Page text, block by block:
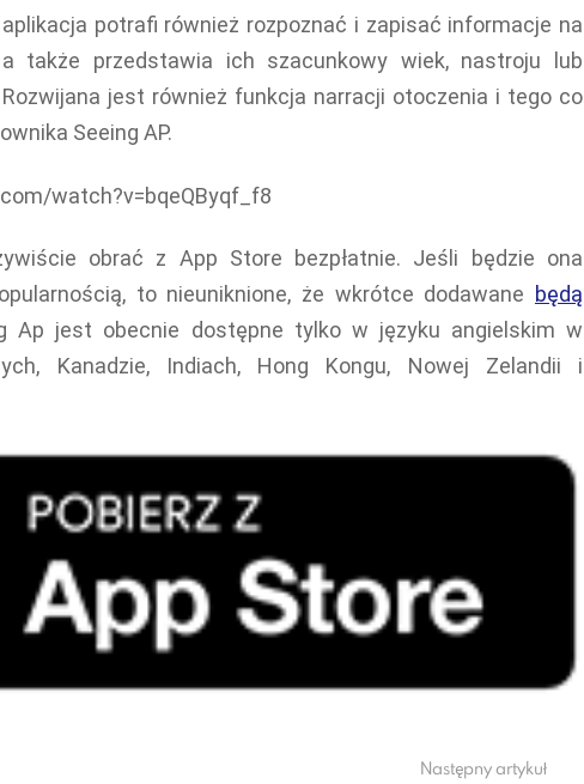
potrafi również rozpoznać i zapisać informacje na
także przedstawia ich szacunkowy wiek, nastroju lub
jest również funkcja narracji otoczenia i tego co
Seeing AP.
watch?v=bqeQByqf_f8
obrać z App Store bezpłatnie. Jeśli będzie ona
to nieuniknione, że wkrótce dodawane będą
Ap jest obecnie dostępne tylko w języku angielskim w
Kanadzie, Indiach, Hong Kongu, Nowej Zelandii i
Następny artykuł